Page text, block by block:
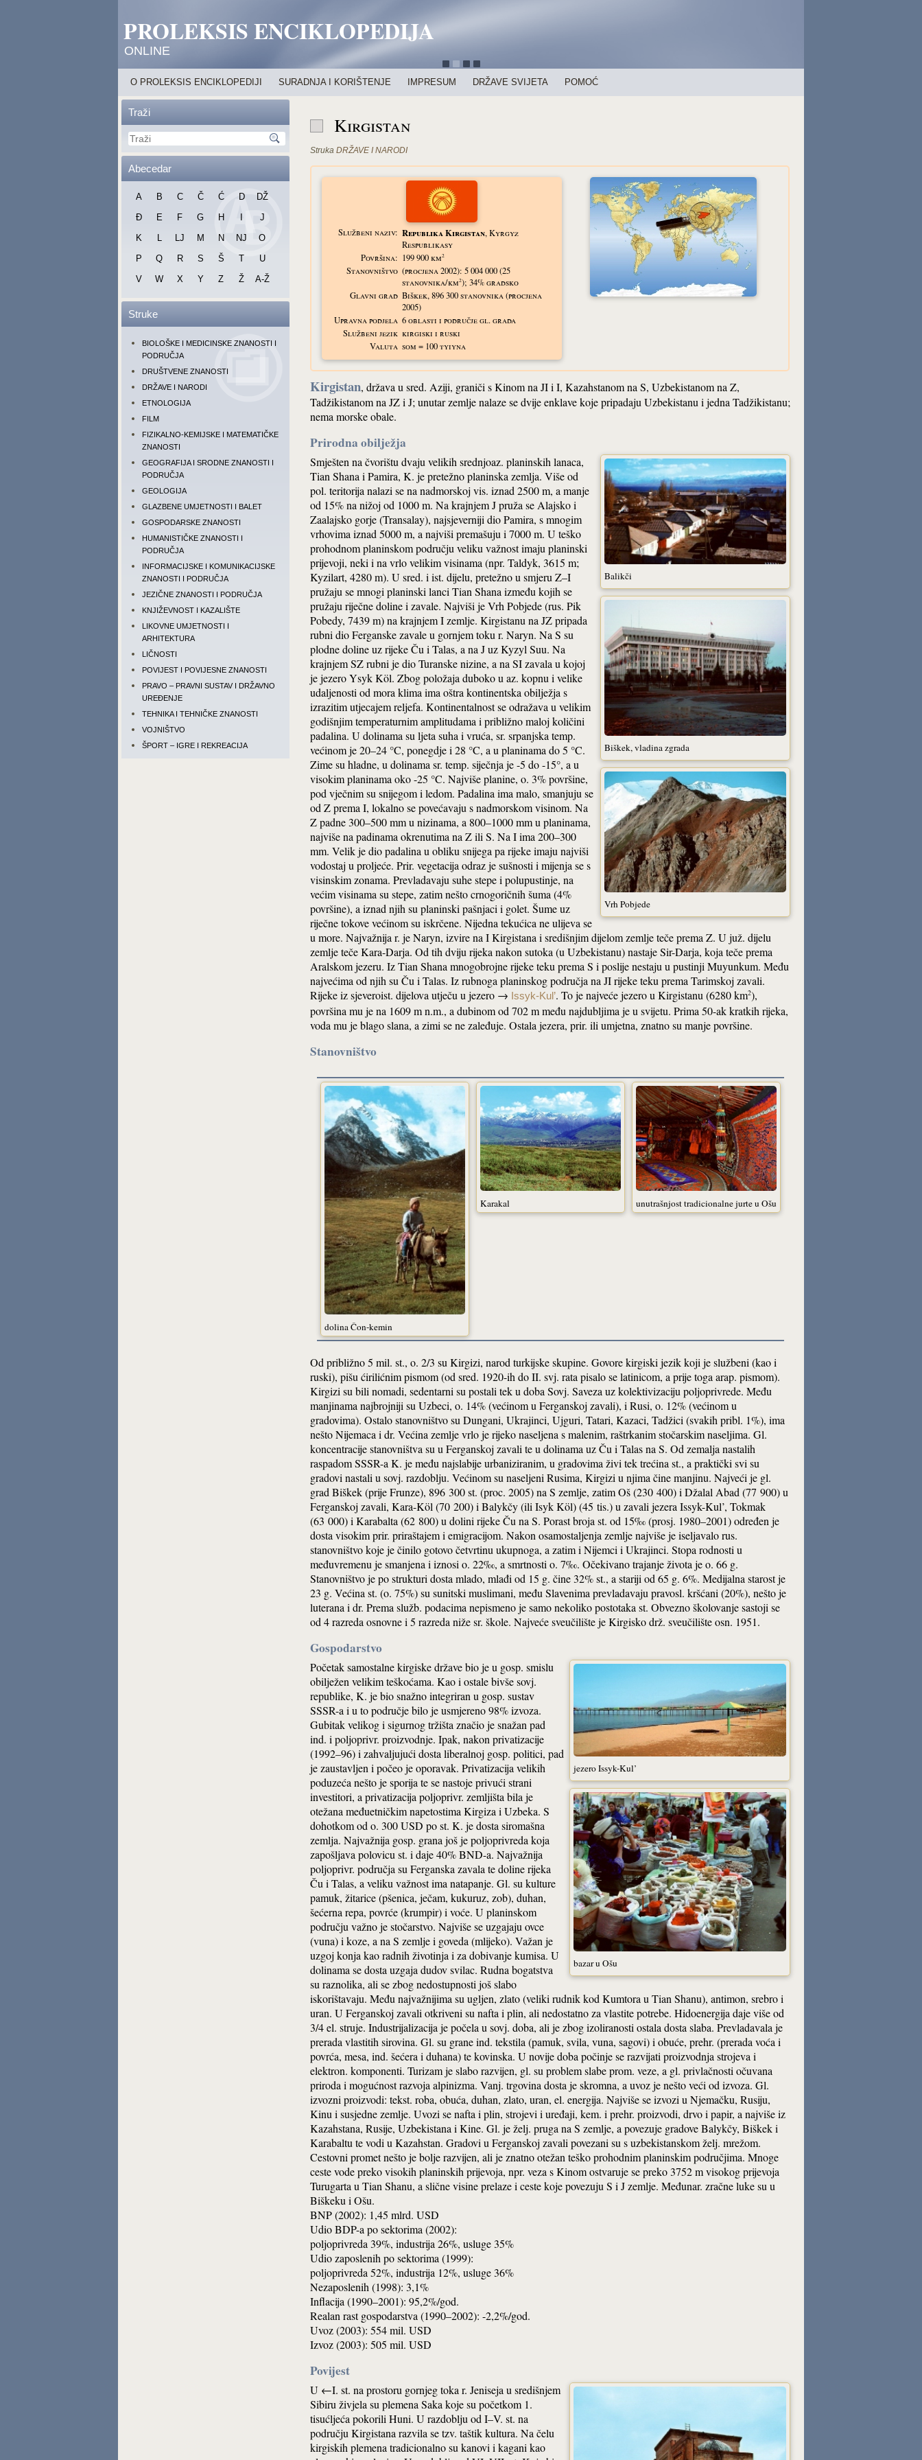
PROLEKSIS ENCIKLOPEDIJA
ONLINE
O PROLEKSIS ENCIKLOPEDIJI SURADNJA I KORIŠTENJE IMPRESUM DRŽAVE SVIJETA POMOĆ
Traži
Abecedar
A B C Č Ć D
DŽ
Đ
E F G H
J
K
L LJ M N NJ
O
P
Q R S Š T
U
V
W X Y Z Ž A-Ž
Struke
BIOLOŠKE I MEDICINSKE ZNANOSTI I
PODRUČJA
DRUŠTVENE ZNANOSTI
DRŽAVE I NARODI
ETNOLOGIJA
FILM
FIZIKALNO-KEMIJSKE I MATEMATIČKE
ZNANOSTI
GEOGRAFIJA I SRODNE ZNANOSTI I
PODRUČJA
GEOLOGIJA
GLAZBENE UMJETNOSTI I BALET
GOSPODARSKE ZNANOSTI
HUMANISTIČKE ZNANOSTI I
PODRUČJA
INFORMACIJSKE I KOMUNIKACIJSKE
ZNANOSTI I PODRUČJA
JEZIČNE ZNANOSTI I PODRUČJA
KNJIŽEVNOST I KAZALIŠTE
LIKOVNE UMJETNOSTI I
ARHITEKTURA
LIČNOSTI
POVIJEST I POVIJESNE ZNANOSTI
PRAVO – PRAVNI SUSTAV I DRŽAVNO
UREĐENJE
TEHNIKA I TEHNIČKE ZNANOSTI
VOJNIŠTVO
ŠPORT – IGRE I REKREACIJA
Kirgistan
Struka DRŽAVE I NARODI
Službeni naziv: Republika Kirgistan, Kyrgyz
Respublikasy
Površina: 199 900 km2
Stanovništvo (procjena 2002): 5 004 000 (25
stanovnika/km2); 34% gradsko
Glavni grad Biškek, 896 300 stanovnika (procjena
2005)
Upravna podjela 6 oblasti i područje gl. grada
Službeni jezik kirgiski i ruski
Valuta som = 100 tyiyna
Kirgistan, država u sred. Aziji, graniči s Kinom na JI i I, Kazahstanom na S, Uzbekistanom na Z,
Tadžikistanom na JZ i J; unutar zemlje nalaze se dvije enklave koje pripadaju Uzbekistanu i jedna Tadžikistanu;
nema morske obale.
Prirodna obilježja
Balikči
Biškek, vladina zgrada
Vrh Pobjede
Smješten na čvorištu dvaju velikih srednjoaz. planinskih lanaca,
Tian Shana i Pamira, K. je pretežno planinska zemlja. Više od
pol. teritorija nalazi se na nadmorskoj vis. iznad 2500 m, a manje
od 15% na nižoj od 1000 m. Na krajnjem J pruža se Alajsko i
Zaalajsko gorje (Transalay), najsjeverniji dio Pamira, s mnogim
vrhovima iznad 5000 m, a najviši premašuju i 7000 m. U teško
prohodnom planinskom području veliku važnost imaju planinski
prijevoji, neki i na vrlo velikim visinama (npr. Taldyk, 3615 m;
Kyzilart, 4280 m). U sred. i ist. dijelu, pretežno u smjeru Z–I
pružaju se mnogi planinski lanci Tian Shana između kojih se
pružaju riječne doline i zavale. Najviši je Vrh Pobjede (rus. Pik
Pobedy, 7439 m) na krajnjem I zemlje. Kirgistanu na JZ pripada
rubni dio Ferganske zavale u gornjem toku r. Naryn. Na S su
plodne doline uz rijeke Ču i Talas, a na J uz Kyzyl Suu. Na
krajnjem SZ rubni je dio Turanske nizine, a na SI zavala u kojoj
je jezero Ysyk Köl. Zbog položaja duboko u az. kopnu i velike
udaljenosti od mora klima ima oštra kontinentska obilježja s
izrazitim utjecajem reljefa. Kontinentalnost se odražava u velikim
godišnjim temperaturnim amplitudama i približno maloj količini
padalina. U dolinama su ljeta suha i vruća, sr. srpanjska temp.
većinom je 20–24 °C, ponegdje i 28 °C, a u planinama do 5 °C.
Zime su hladne, u dolinama sr. temp. siječnja je -5 do -15°, a u
visokim planinama oko -25 °C. Najviše planine, o. 3% površine,
pod vječnim su snijegom i ledom. Padalina ima malo, smanjuju se
od Z prema I, lokalno se povećavaju s nadmorskom visinom. Na
Z padne 300–500 mm u nizinama, a 800–1000 mm u planinama,
najviše na padinama okrenutima na Z ili S. Na I ima 200–300
mm. Velik je dio padalina u obliku snijega pa rijeke imaju najviši
vodostaj u proljeće. Prir. vegetacija odraz je sušnosti i mijenja se s
visinskim zonama. Prevladavaju suhe stepe i polupustinje, na
većim visinama su stepe, zatim nešto crnogoričnih šuma (4%
površine), a iznad njih su planinski pašnjaci i golet. Šume uz
riječne tokove većinom su iskrčene. Nijedna tekućica ne ulijeva se
u more. Najvažnija r. je Naryn, izvire na I Kirgistana i središnjim dijelom zemlje teče prema Z. U juž. dijelu
zemlje teče Kara-Darja. Od tih dviju rijeka nakon sutoka (u Uzbekistanu) nastaje Sir-Darja, koja teče prema
Aralskom jezeru. Iz Tian Shana mnogobrojne rijeke teku prema S i poslije nestaju u pustinji Muyunkum. Među
najvećima od njih su Ču i Talas. Iz rubnoga planinskog područja na JI rijeke teku prema Tarimskoj zavali.
Rijeke iz sjeveroist. dijelova utječu u jezero → Issyk-Kul’. To je najveće jezero u Kirgistanu (6280 km2),
površina mu je na 1609 m n.m., a dubinom od 702 m među najdubljima je u svijetu. Prima 50-ak kratkih rijeka,
voda mu je blago slana, a zimi se ne zaleđuje. Ostala jezera, prir. ili umjetna, znatno su manje površine.
Stanovništvo
dolina Čon-kemin
Karakal unutrašnjost tradicionalne jurte u Ošu
Od približno 5 mil. st., o. 2/3 su Kirgizi, narod turkijske skupine. Govore kirgiski jezik koji je službeni (kao i
ruski), pišu ćirilićnim pismom (od sred. 1920-ih do II. svj. rata pisalo se latinicom, a prije toga arap. pismom).
Kirgizi su bili nomadi, sedentarni su postali tek u doba Sovj. Saveza uz kolektivizaciju poljoprivrede. Među
manjinama najbrojniji su Uzbeci, o. 14% (većinom u Ferganskoj zavali), i Rusi, o. 12% (većinom u
gradovima). Ostalo stanovništvo su Dungani, Ukrajinci, Ujguri, Tatari, Kazaci, Tadžici (svakih pribl. 1%), ima
nešto Nijemaca i dr. Većina zemlje vrlo je rijeko naseljena s malenim, raštrkanim stočarskim naseljima. Gl.
koncentracije stanovništva su u Ferganskoj zavali te u dolinama uz Ču i Talas na S. Od zemalja nastalih
raspadom SSSR-a K. je među najslabije urbaniziranim, u gradovima živi tek trećina st., a praktički svi su
gradovi nastali u sovj. razdoblju. Većinom su naseljeni Rusima, Kirgizi u njima čine manjinu. Najveći je gl.
grad Biškek (prije Frunze), 896 300 st. (proc. 2005) na S zemlje, zatim Oš (230 400) i Džalal Abad (77 900) u
Ferganskoj zavali, Kara-Köl (70 200) i Balykčy (ili Isyk Köl) (45 tis.) u zavali jezera Issyk-Kul’, Tokmak
(63 000) i Karabalta (62 800) u dolini rijeke Ču na S. Porast broja st. od 15‰ (prosj. 1980–2001) određen je
dosta visokim prir. priraštajem i emigracijom. Nakon osamostaljenja zemlje najviše je iseljavalo rus.
stanovništvo koje je činilo gotovo četvrtinu ukupnoga, a zatim i Nijemci i Ukrajinci. Stopa rodnosti u
međuvremenu je smanjena i iznosi o. 22‰, a smrtnosti o. 7‰. Očekivano trajanje života je o. 66 g.
Stanovništvo je po strukturi dosta mlado, mlađi od 15 g. čine 32% st., a stariji od 65 g. 6%. Medijalna starost je
23 g. Većina st. (o. 75%) su sunitski muslimani, među Slavenima prevladavaju pravosl. kršćani (20%), nešto je
luterana i dr. Prema služb. podacima nepismeno je samo nekoliko postotaka st. Obvezno školovanje sastoji se
od 4 razreda osnovne i 5 razreda niže sr. škole. Najveće sveučilište je Kirgisko drž. sveučilište osn. 1951.
Gospodarstvo
jezero Issyk-Kul’
bazar u Ošu
Početak samostalne kirgiske države bio je u gosp. smislu
obilježen velikim teškoćama. Kao i ostale bivše sovj.
republike, K. je bio snažno integriran u gosp. sustav
SSSR-a i u to područje bilo je usmjereno 98% izvoza.
Gubitak velikog i sigurnog tržišta značio je snažan pad
ind. i poljoprivr. proizvodnje. Ipak, nakon privatizacije
(1992–96) i zahvaljujući dosta liberalnoj gosp. politici, pad
je zaustavljen i počeo je oporavak. Privatizacija velikih
poduzeća nešto je sporija te se nastoje privući strani
investitori, a privatizacija poljoprivr. zemljišta bila je
otežana međuetničkim napetostima Kirgiza i Uzbeka. S
dohotkom od o. 300 USD po st. K. je dosta siromašna
zemlja. Najvažnija gosp. grana još je poljoprivreda koja
zapošljava polovicu st. i daje 40% BND-a. Najvažnija
poljoprivr. područja su Ferganska zavala te doline rijeka
Ču i Talas, a veliku važnost ima natapanje. Gl. su kulture
pamuk, žitarice (pšenica, ječam, kukuruz, zob), duhan,
šećerna repa, povrće (krumpir) i voće. U planinskom
području važno je stočarstvo. Najviše se uzgajaju ovce
(vuna) i koze, a na S zemlje i goveda (mlijeko). Važan je
uzgoj konja kao radnih životinja i za dobivanje kumisa. U
dolinama se dosta uzgaja dudov svilac. Rudna bogatstva
su raznolika, ali se zbog nedostupnosti još slabo
iskorištavaju. Među najvažnijima su ugljen, zlato (veliki rudnik kod Kumtora u Tian Shanu), antimon, srebro i
uran. U Ferganskoj zavali otkriveni su nafta i plin, ali nedostatno za vlastite potrebe. Hidoenergija daje više od
3/4 el. struje. Industrijalizacija je počela u sovj. doba, ali je zbog izoliranosti ostala dosta slaba. Prevladavala je
prerada vlastitih sirovina. Gl. su grane ind. tekstila (pamuk, svila, vuna, sagovi) i obuće, prehr. (prerada voća i
povrća, mesa, ind. šećera i duhana) te kovinska. U novije doba počinje se razvijati proizvodnja strojeva i
elektron. komponenti. Turizam je slabo razvijen, gl. su problem slabe prom. veze, a gl. privlačnosti očuvana
priroda i mogućnost razvoja alpinizma. Vanj. trgovina dosta je skromna, a uvoz je nešto veći od izvoza. Gl.
izvozni proizvodi: tekst. roba, obuća, duhan, zlato, uran, el. energija. Najviše se izvozi u Njemačku, Rusiju,
Kinu i susjedne zemlje. Uvozi se nafta i plin, strojevi i uređaji, kem. i prehr. proizvodi, drvo i papir, a najviše iz
Kazahstana, Rusije, Uzbekistana i Kine. Gl. je želj. pruga na S zemlje, a povezuje gradove Balykčy, Biškek i
Karabaltu te vodi u Kazahstan. Gradovi u Ferganskoj zavali povezani su s uzbekistanskom želj. mrežom.
Cestovni promet nešto je bolje razvijen, ali je znatno otežan teško prohodnim planinskim područjima. Mnoge
ceste vode preko visokih planinskih prijevoja, npr. veza s Kinom ostvaruje se preko 3752 m visokog prijevoja
Turugarta u Tian Shanu, a slične visine prelaze i ceste koje povezuju S i J zemlje. Međunar. zračne luke su u
Biškeku i Ošu.
BNP (2002): 1,45 mlrd. USD
Udio BDP-a po sektorima (2002):
poljoprivreda 39%, industrija 26%, usluge 35%
Udio zaposlenih po sektorima (1999):
poljoprivreda 52%, industrija 12%, usluge 36%
Nezaposlenih (1998): 3,1%
Inflacija (1990–2001): 95,2%/god.
Realan rast gospodarstva (1990–2002): -2,2%/god.
Uvoz (2003): 554 mil. USD
Izvoz (2003): 505 mil. USD
Povijest
U ←I. st. na prostoru gornjeg toka r. Jeniseja u središnjem
Sibiru živjela su plemena Saka koje su početkom 1.
tisućljeća pokorili Huni. U razdoblju od I–V. st. na
području Kirgistana razvila se tzv. taštik kultura. Na čelu
kirgiskih plemena tradicionalno su kanovi i kagani kao